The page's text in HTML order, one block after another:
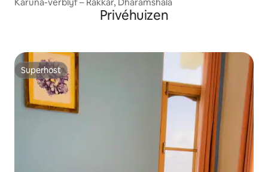
Privéhuizen
Superhost
Superhost